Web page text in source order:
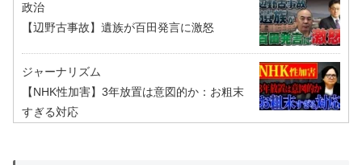
政治
【辺野古事故】遺族が百田発言に激怒
ジャーナリズム
【NHK性加害】3年放置は意図的か：お粗末
すぎる対応